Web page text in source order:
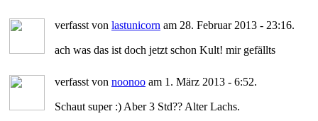
verfasst von lastunicorn am 28. Februar 2013 - 23:16.
ach was das ist doch jetzt schon Kult! mir gefällts
verfasst von noonoo am 1. März 2013 - 6:52.
Schaut super :) Aber 3 Std?? Alter Lachs.